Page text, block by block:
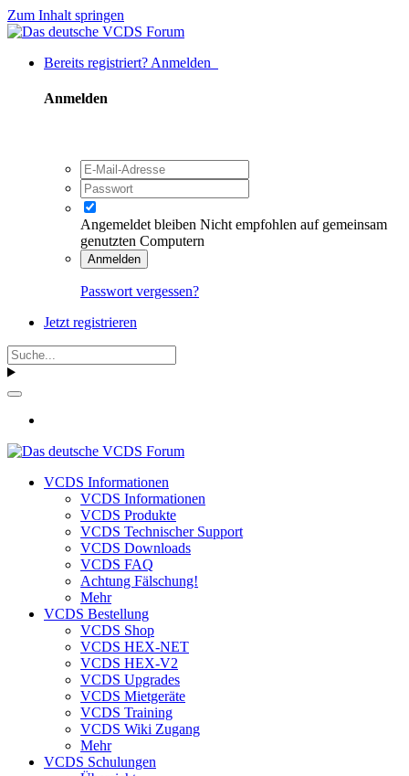
Zum Inhalt springen
Bereits registriert? Anmelden
Anmelden
Angemeldet bleiben Nicht empfohlen auf gemeinsam
genutzten Computern
Anmelden
Passwort vergessen?
Jetzt registrieren
VCDS Informationen
VCDS Informationen
VCDS Produkte
VCDS Technischer Support
VCDS Downloads
VCDS FAQ
Achtung Fälschung!
Mehr
VCDS Bestellung
VCDS Shop
VCDS HEX-NET
VCDS HEX-V2
VCDS Upgrades
VCDS Mietgeräte
VCDS Training
VCDS Wiki Zugang
Mehr
VCDS Schulungen